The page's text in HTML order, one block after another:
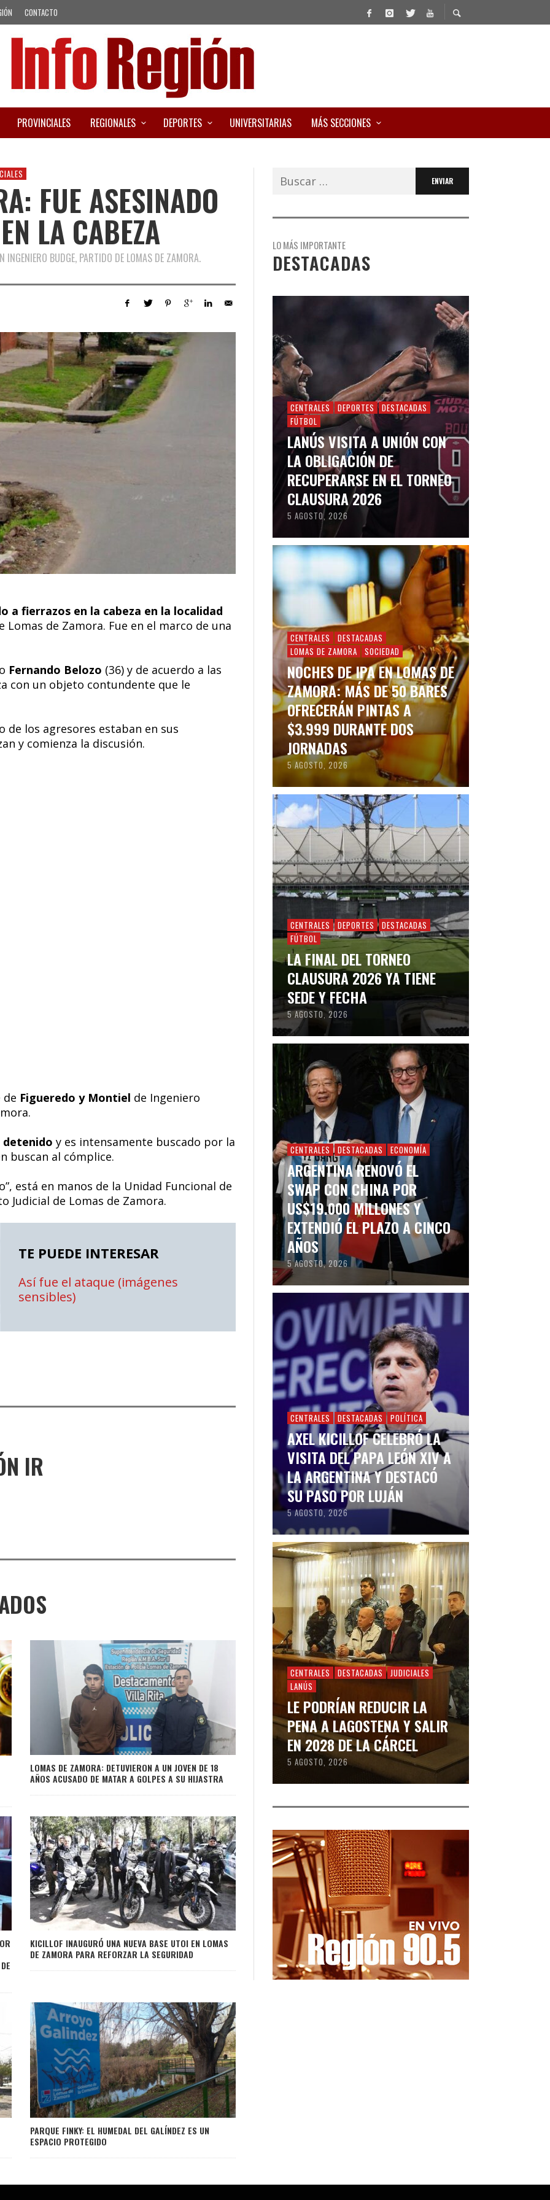
CONTACTO
PROVINCIALES REGIONALES DEPORTES UNIVERSITARIAS MÁS SECCIONES
FUE ASESINADO
LA CABEZA
INGENIERO BUDGE, PARTIDO DE LOMAS DE ZAMORA.
a fierrazos en la cabeza en la localidad
Lomas de Zamora. Fue en el marco de una
Fernando Belozo (36) y de acuerdo a las
con un objeto contundente que le
de los agresores estaban en sus
y comienza la discusión.
de Figueredo y Montiel de Ingeniero
y es intensamente buscado por la
buscan al cómplice.
está en manos de la Unidad Funcional de
Judicial de Lomas de Zamora.
TE PUEDE INTERESAR
Así fue el ataque (imágenes
sensibles)
IR
LOMAS DE ZAMORA: DETUVIERON A UN JOVEN DE 18
AÑOS ACUSADO DE MATAR A GOLPES A SU HIJASTRA
KICILLOF INAUGURÓ UNA NUEVA BASE UTOI EN LOMAS
DE ZAMORA PARA REFORZAR LA SEGURIDAD
PARQUE FINKY: EL HUMEDAL DEL GALÍNDEZ ES UN
ESPACIO PROTEGIDO
Buscar:
LO MÁS IMPORTANTE
DESTACADAS
CENTRALES DEPORTES
DESTACADAS
FÚTBOL
LANÚS VISITA A UNIÓN CON
LA OBLIGACIÓN DE
RECUPERARSE EN EL TORNEO
CLAUSURA 2026
5 AGOSTO, 2026
CENTRALES
DESTACADAS
LOMAS DE ZAMORA
SOCIEDAD
NOCHES DE IPA EN LOMAS DE
ZAMORA: MÁS DE 50 BARES
OFRECERÁN PINTAS A
$3.999 DURANTE DOS
JORNADAS
5 AGOSTO, 2026
CENTRALES DEPORTES
DESTACADAS
FÚTBOL
LA FINAL DEL TORNEO
CLAUSURA 2026 YA TIENE
SEDE Y FECHA
5 AGOSTO, 2026
CENTRALES DESTACADAS ECONOMÍA
ARGENTINA RENOVÓ EL
SWAP CON CHINA POR
US$19.000 MILLONES Y
EXTENDIÓ EL PLAZO A CINCO
AÑOS
5 AGOSTO, 2026
CENTRALES DESTACADAS POLÍTICA
AXEL KICILLOF CELEBRÓ LA
VISITA DEL PAPA LEÓN XIV A
LA ARGENTINA Y DESTACÓ
SU PASO POR LUJÁN
5 AGOSTO, 2026
CENTRALES DESTACADAS
JUDICIALES
LANÚS
LE PODRÍAN REDUCIR LA
PENA A LAGOSTENA Y SALIR
EN 2028 DE LA CÁRCEL
5 AGOSTO, 2026